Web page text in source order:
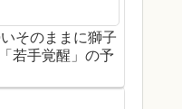
そのままに獅子
若手覚醒」の予